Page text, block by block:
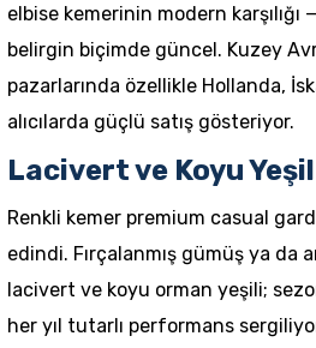
elbise kemerinin modern karşılığı
belirgin biçimde güncel. Kuzey
pazarlarında özellikle Hollanda,
alıcılarda güçlü satış gösteriyor.
Lacivert ve Koyu Yeşil
Renkli kemer premium casual
edindi. Fırçalanmış gümüş ya da
lacivert ve koyu orman yeşili;
her yıl tutarlı performans